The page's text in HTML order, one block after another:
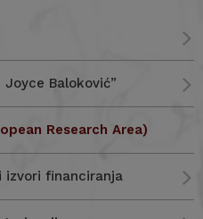
Baloković”
Research Area)
izvori financiranja